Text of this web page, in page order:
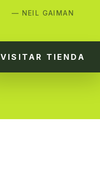
— NEIL GAIMAN
VISITAR TIENDA